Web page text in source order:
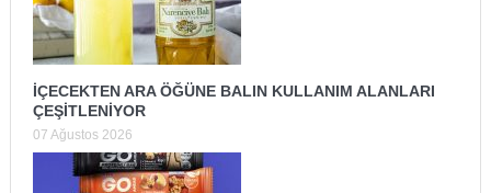
İÇECEKTEN ARA ÖĞÜNE BALIN KULLANIM ALANLARI
ÇEŞİTLENİYOR
07 Ağustos 2026